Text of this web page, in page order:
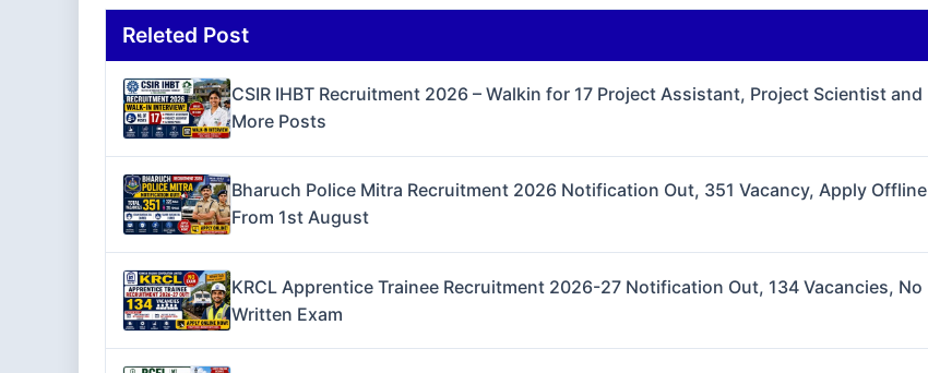
Releted Post
CSIR IHBT Recruitment 2026 – Walkin for 17 Project Assistant, Project Scientist and
More Posts
Bharuch Police Mitra Recruitment 2026 Notification Out, 351 Vacancy, Apply Offline
From 1st August
KRCL Apprentice Trainee Recruitment 2026-27 Notification Out, 134 Vacancies, No
Written Exam